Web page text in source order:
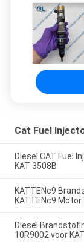
Cat Fuel
Diesel CAT Fuel
KAT 3508B
KATTENc9
KATTENc9 Motor
Diesel
10R9002 voor